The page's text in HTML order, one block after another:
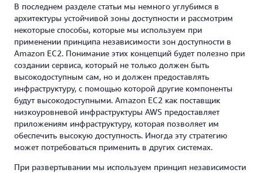
В последнем разделе статьи мы немного углубимся в
архитектуры устойчивой зоны доступности и рассмотрим
некоторые способы, которые мы используем при
применении принципа независимости зон доступности в
Amazon EC2. Понимание этих концепций будет полезно при
создании сервиса, который не только должен быть
высокодоступным сам, но и должен предоставлять
инфраструктуру, с помощью которой другие компоненты
будут высокодоступными. Amazon EC2 как поставщик
низкоуровневой инфраструктуры AWS предоставляет
приложениям инфраструктуру, которая позволяет им
обеспечить высокую доступность. Иногда эту стратегию
может потребоваться применить в других системах.
При развертывании мы используем принцип независимости